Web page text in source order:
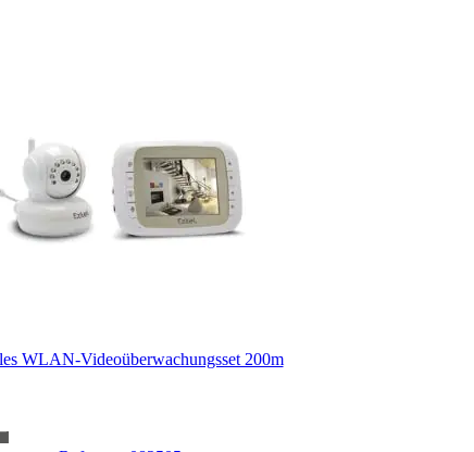
WLAN-Videoüberwachungsset 200m